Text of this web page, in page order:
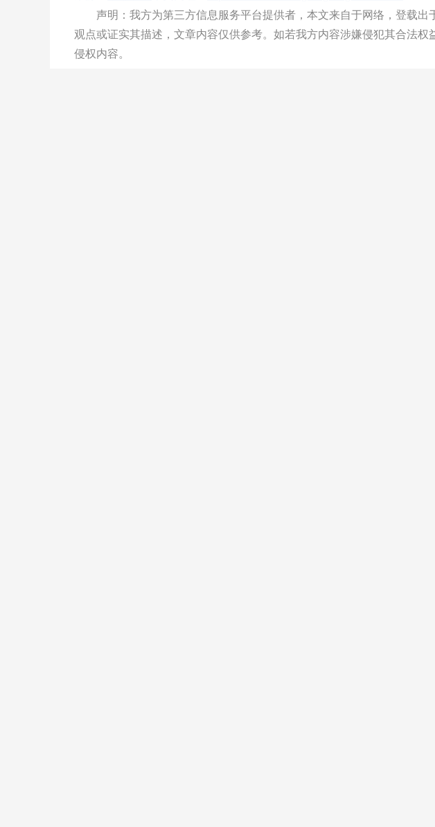
声明：我方为第三方信息服务平台提供者，本文来自于网络，登载出
观点或证实其描述，文章内容仅供参考。如若我方内容涉嫌侵犯其合法
侵权内容。